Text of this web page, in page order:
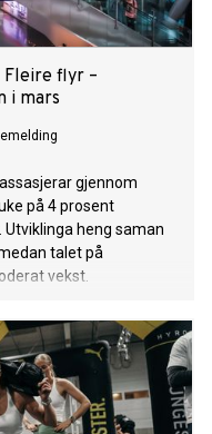
flyr –
i mars
gjennom
på 4 prosent
heng saman
talet på
vekst.